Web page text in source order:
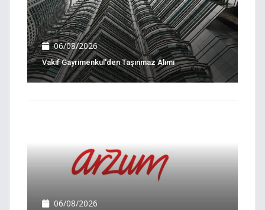
06/08/2026
Vakıf Gayrimenkul'den Taşınmaz Alımı
06/08/2026